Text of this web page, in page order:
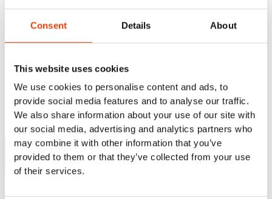
Consent Details About
This website uses cookies
We use cookies to personalise content and ads, to
provide social media features and to analyse our traffic.
We also share information about your use of our site with
our social media, advertising and analytics partners who
may combine it with other information that you’ve
provided to them or that they’ve collected from your use
of their services.
Nettoyage de l’eau du robinet
Assistance et produits
Nilfisk FOOD APP/Commander
Contact
Search our website